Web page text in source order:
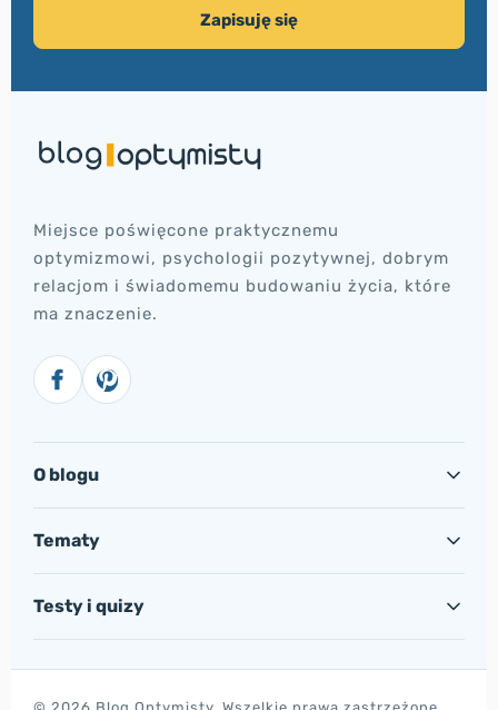
Zapisuję się
Miejsce poświęcone praktycznemu
optymizmowi, psychologii pozytywnej, dobrym
relacjom i świadomemu budowaniu życia, które
ma znaczenie.
O blogu
Tematy
Testy i quizy